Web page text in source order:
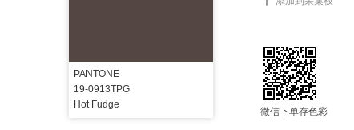
PANTONE
19-0913TPG
Hot Fudge
微信下单存色彩